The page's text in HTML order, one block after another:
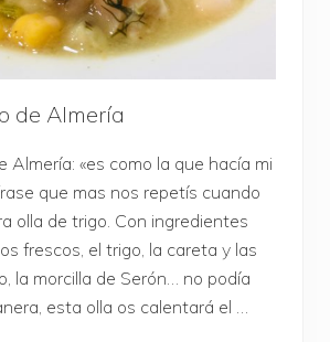
de Almería
Almería: «es como la que hacía mi
que mas nos repetís cuando
olla de trigo. Con ingredientes
frescos, el trigo, la careta y las
la morcilla de Serón… no podía
esta olla os calentará el …